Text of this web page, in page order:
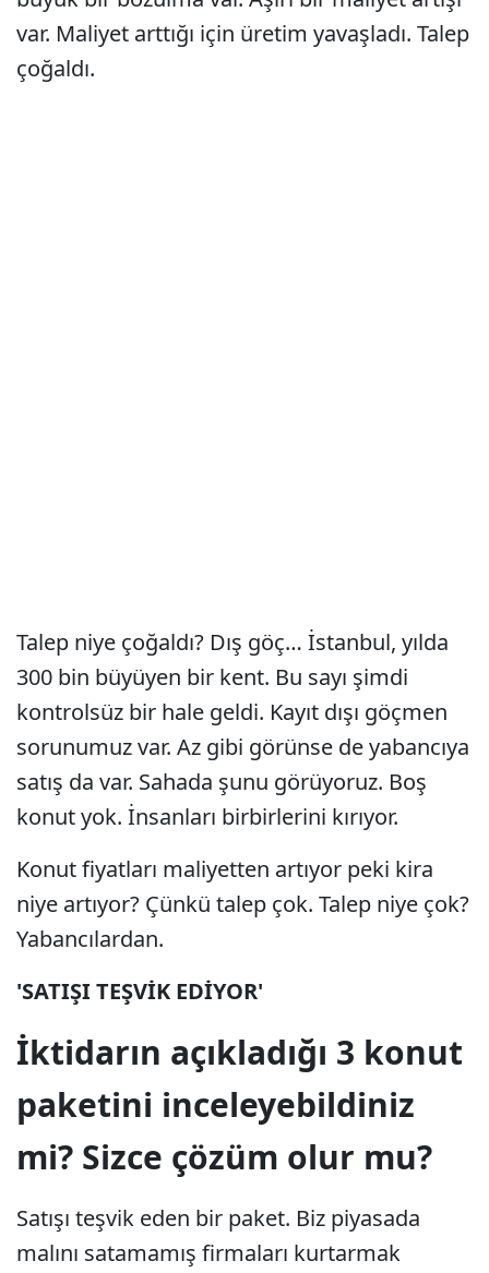
var. Maliyet arttığı için üretim yavaşladı. Talep
çoğaldı.
Talep niye çoğaldı? Dış göç… İstanbul, yılda
300 bin büyüyen bir kent. Bu sayı şimdi
kontrolsüz bir hale geldi. Kayıt dışı göçmen
sorunumuz var. Az gibi görünse de yabancıya
satış da var. Sahada şunu görüyoruz. Boş
konut yok. İnsanları birbirlerini kırıyor.
Konut fiyatları maliyetten artıyor peki kira
niye artıyor? Çünkü talep çok. Talep niye çok?
Yabancılardan.
'SATIŞI TEŞVİK EDİYOR'
İktidarın açıkladığı 3 konut
paketini inceleyebildiniz
mi? Sizce çözüm olur mu?
Satışı teşvik eden bir paket. Biz piyasada
malını satamamış firmaları kurtarmak